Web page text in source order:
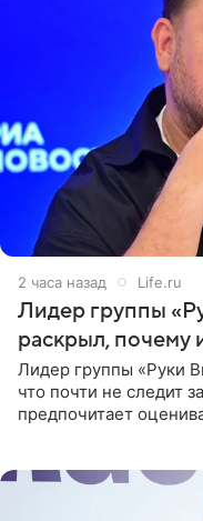
2 часа назад Life.ru
Лидер группы
раскрыл, почему
Лидер группы «Руки
что почти не следит
предпочитает